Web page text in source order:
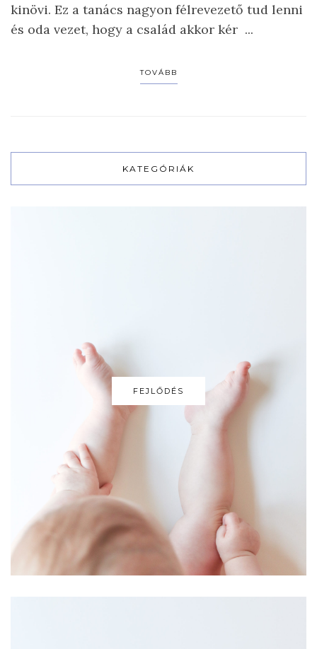
kinövi. Ez a tanács nagyon félrevezető tud lenni
és oda vezet, hogy a család akkor kér ...
TOVÁBB
KATEGÓRIÁK
FEJLŐDÉS